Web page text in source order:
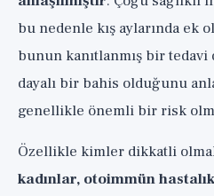
bu nedenle kış aylarında ek
bunun kanıtlanmış bir
dayalı bir bahis olduğunu
genellikle önemli bir risk
Özellikle kimler dikkatli
kadınlar, otoimmün